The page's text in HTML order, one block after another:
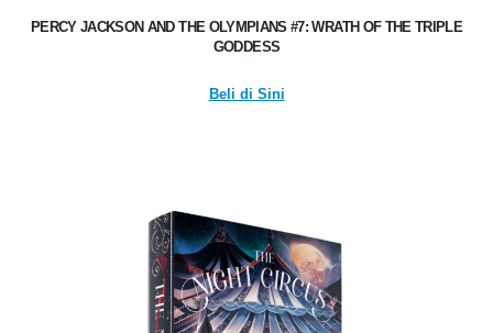
PERCY JACKSON AND THE OLYMPIANS #7: WRATH OF THE TRIPLE
GODDESS
Beli di Sini